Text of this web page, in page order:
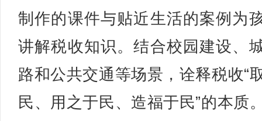
制作的课件与贴近生活的案例为
讲解税收知识。结合校园建设、
路和公共交通等场景，诠释税收“
民、用之于民、造福于民”的本质